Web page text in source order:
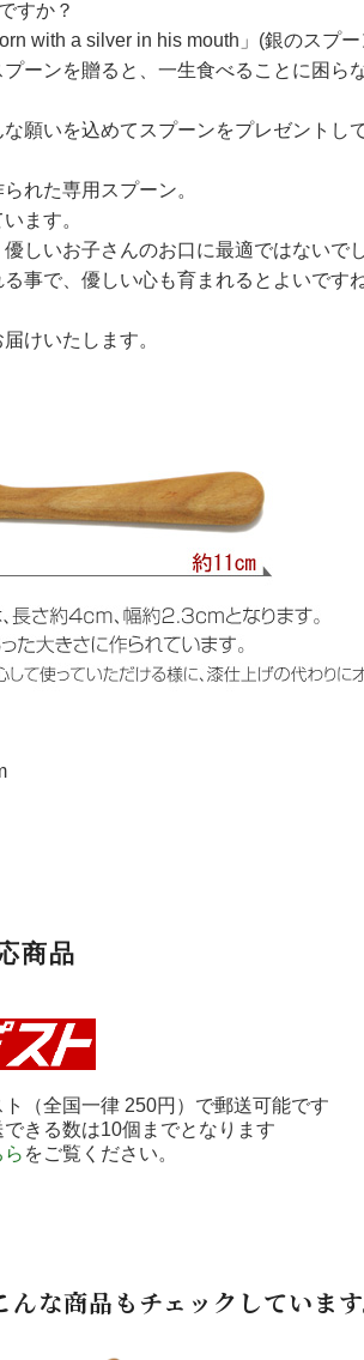
すか？
with a silver in his mouth」(銀のスプ
ーンを贈ると、一生食べることに困
願いを込めてスプーンをプレゼントし
れた専用スプーン。
ます。
しいお子さんのお口に最適ではないで
事で、優しい心も育まれるとよいです
けいたします。
商品
（全国一律 250円）で郵送可能です
きる数は10個までとなります
ら をご覧ください。
んな商品もチェックしていま